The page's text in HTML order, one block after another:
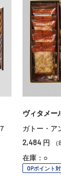
ヴィタメー
ガトー・ア
2,484 円
在庫：○
OPポイント